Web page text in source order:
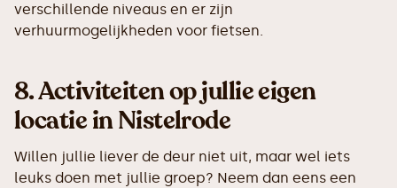
verschillende niveaus en er zijn
verhuurmogelijkheden voor fietsen.
8. Activiteiten op jullie eigen
locatie in Nistelrode
Willen jullie liever de deur niet uit, maar wel iets
leuks doen met jullie groep? Neem dan eens een